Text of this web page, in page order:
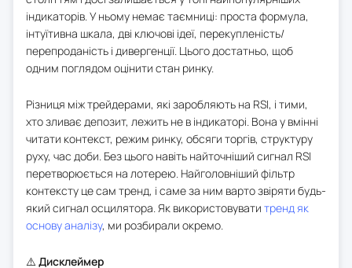
індикаторів. У ньому немає таємниці: проста формула,
інтуїтивна шкала, дві ключові ідеї, перекупленість/
перепроданість і дивергенції. Цього достатньо, щоб
одним поглядом оцінити стан ринку.
Різниця між трейдерами, які заробляють на RSI, і тими,
хто зливає депозит, лежить не в індикаторі. Вона у вмінні
читати контекст, режим ринку, обсяги торгів, структуру
руху, час доби. Без цього навіть найточніший сигнал RSI
перетворюється на лотерею. Найголовніший фільтр
контексту це сам тренд, і саме за ним варто звіряти будь-
який сигнал осцилятора. Як використовувати тренд як
основу аналізу, ми розбирали окремо.
⚠️ Дисклеймер